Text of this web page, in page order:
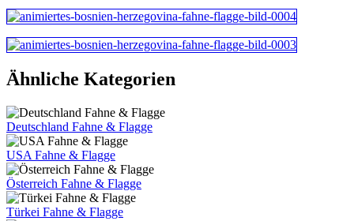
Ähnliche Kategorien
Deutschland Fahne & Flagge
USA Fahne & Flagge
Österreich Fahne & Flagge
Türkei Fahne & Flagge